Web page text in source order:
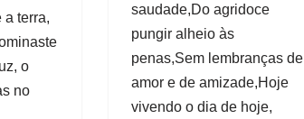
a terra,
o
no
saudade,Do agridoce
pungir alheio às
penas,Sem lembranças de
amor e de amizade,Hoje
vivendo o dia de hoje,